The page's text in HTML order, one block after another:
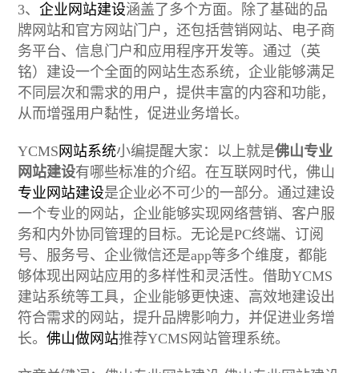
3、企业网站建设涵盖了多个方面。除了基础的品
牌网站和官方网站门户，还包括营销网站、电子商
务平台、信息门户和应用程序开发等。通过（英
铭）建设一个全面的网站生态系统，企业能够满足
不同层次和需求的用户，提供丰富的内容和功能，
从而增强用户黏性，促进业务增长。
YCMS 网站系统小编提醒大家：以上就是佛山专业
网站建设有哪些标准的介绍。在互联网时代，佛山
专业网站建设是企业必不可少的一部分。通过建设
一个专业的网站，企业能够实现网络营销、客户服
务和内外协同管理的目标。无论是PC终端、订阅
号、服务号、企业微信还是app等多个维度，都能
够体现出网站应用的多样性和灵活性。借助YCMS
建站系统等工具，企业能够更快速、高效地建设出
符合需求的网站，提升品牌影响力，并促进业务增
长。佛山做网站推荐YCMS网站管理系统。